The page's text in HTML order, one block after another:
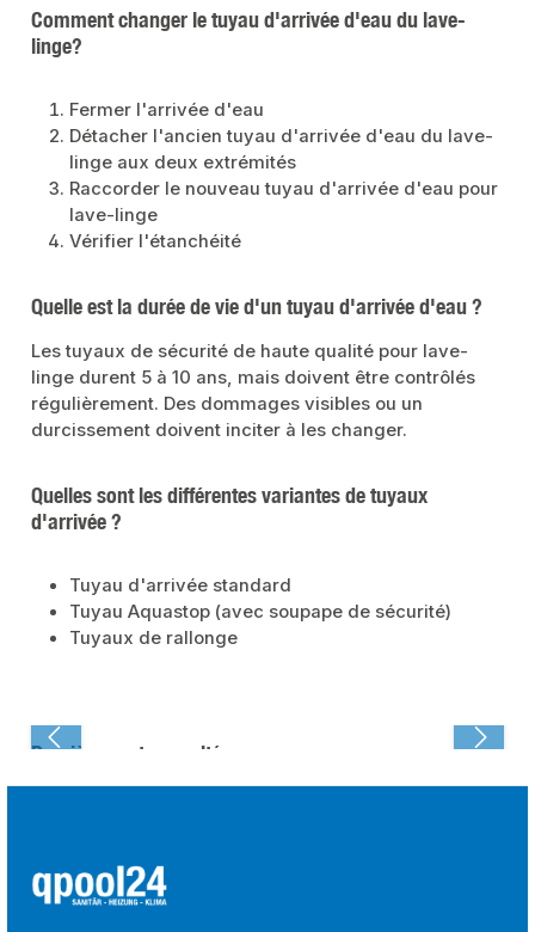
Comment changer le tuyau d'arrivée d'eau du lave-
linge?
Fermer l'arrivée d'eau
Détacher l'ancien tuyau d'arrivée d'eau du lave-
linge aux deux extrémités
Raccorder le nouveau tuyau d'arrivée d'eau pour
lave-linge
Vérifier l'étanchéité
Quelle est la durée de vie d'un tuyau d'arrivée d'eau ?
Les tuyaux de sécurité de haute qualité pour lave-
linge durent 5 à 10 ans, mais doivent être contrôlés
régulièrement. Des dommages visibles ou un
durcissement doivent inciter à les changer.
Quelles sont les différentes variantes de tuyaux
d'arrivée ?
Tuyau d'arrivée standard
Tuyau Aquastop (avec soupape de sécurité)
Tuyaux de rallonge
Dernièrement consulté :